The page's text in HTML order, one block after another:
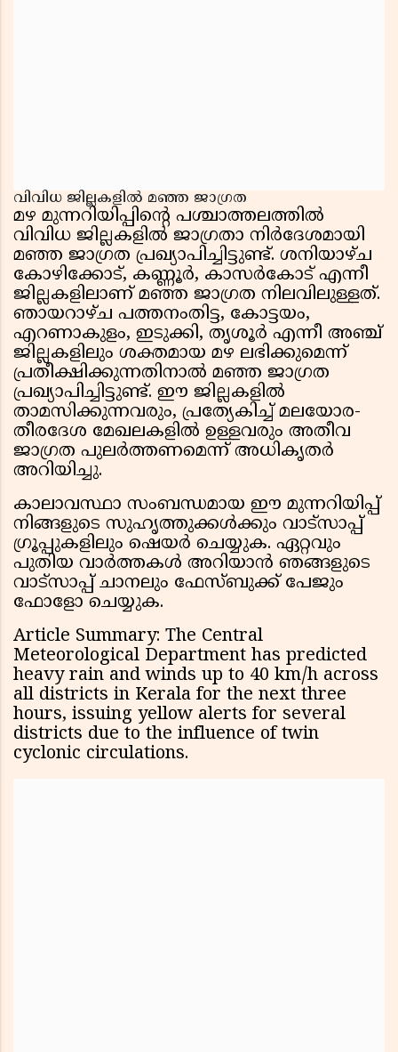
വിവിധ ജില്ലകളിൽ മഞ്ഞ ജാഗ്രത
മഴ മുന്നറിയിപ്പിൻ്റെ പശ്ചാത്തലത്തിൽ
വിവിധ ജില്ലകളിൽ ജാഗ്രതാ നിർദേശമായി
മഞ്ഞ ജാഗ്രത പ്രഖ്യാപിച്ചിട്ടുണ്ട്. ശനിയാഴ്ച
കോഴിക്കോട്, കണ്ണൂർ, കാസർകോട് എന്നീ
ജില്ലകളിലാണ് മഞ്ഞ ജാഗ്രത നിലവിലുള്ളത്.
ഞായറാഴ്ച പത്തനംതിട്ട, കോട്ടയം,
എറണാകുളം, ഇടുക്കി, തൃശൂർ എന്നീ അഞ്ച്
ജില്ലകളിലും ശക്തമായ മഴ ലഭിക്കുമെന്ന്
പ്രതീക്ഷിക്കുന്നതിനാൽ മഞ്ഞ ജാഗ്രത
പ്രഖ്യാപിച്ചിട്ടുണ്ട്. ഈ ജില്ലകളിൽ
താമസിക്കുന്നവരും, പ്രത്യേകിച്ച് മലയോര-
തീരദേശ മേഖലകളിൽ ഉള്ളവരും അതീവ
ജാഗ്രത പുലർത്തണമെന്ന് അധികൃതർ
അറിയിച്ചു.
കാലാവസ്ഥാ സംബന്ധമായ ഈ മുന്നറിയിപ്പ്
നിങ്ങളുടെ സുഹൃത്തുക്കൾക്കും വാട്സാപ്പ്
ഗ്രൂപ്പുകളിലും ഷെയർ ചെയ്യുക. ഏറ്റവും
പുതിയ വാർത്തകൾ അറിയാൻ ഞങ്ങളുടെ
വാട്സാപ്പ് ചാനലും ഫേസ്ബുക്ക് പേജും
ഫോളോ ചെയ്യുക.
Article Summary: The Central
Meteorological Department has predicted
heavy rain and winds up to 40 km/h across
all districts in Kerala for the next three
hours, issuing yellow alerts for several
districts due to the influence of twin
cyclonic circulations.